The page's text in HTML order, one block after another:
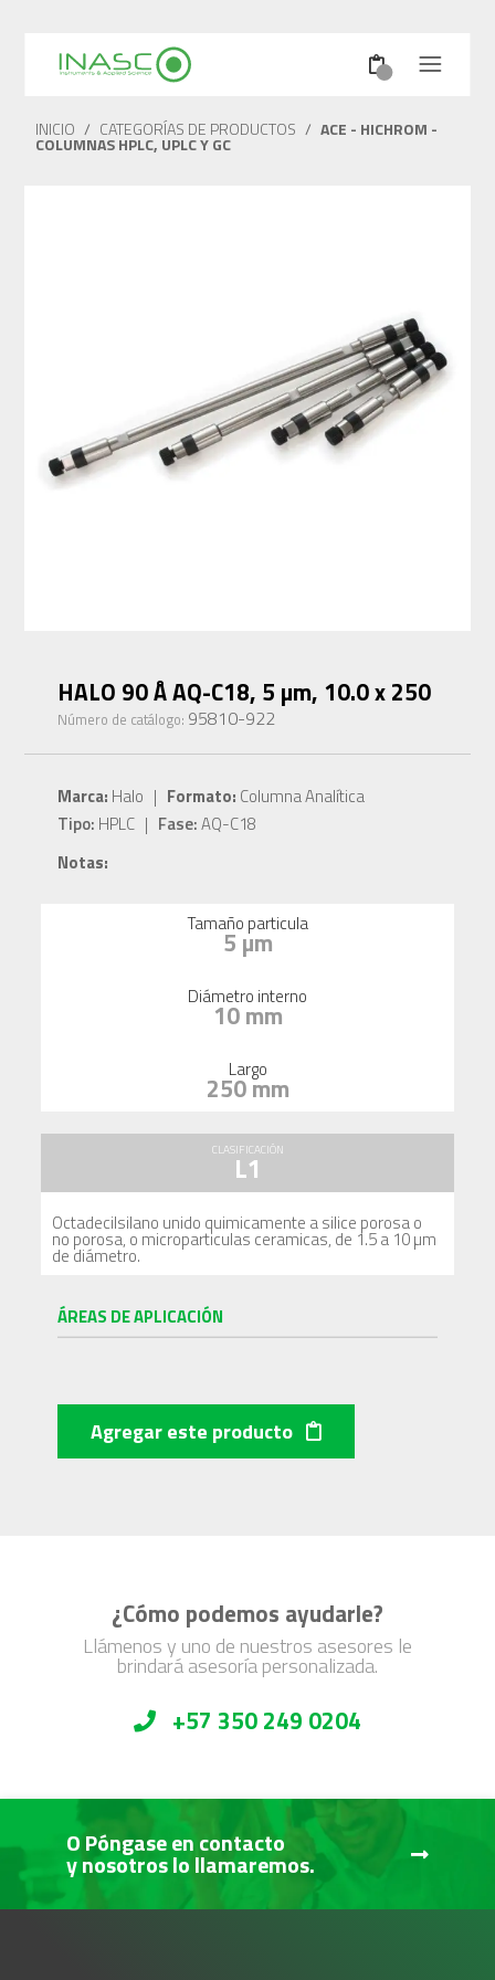
INICIO / CATEGORÍAS DE PRODUCTOS / ACE - HICHROM -
COLUMNAS HPLC, UPLC Y GC
HALO 90 Å AQ-C18, 5 µm, 10.0 x 250
Número de catálogo: 95810-922
Marca: Halo | Formato: Columna Analítica
Tipo: HPLC | Fase:AQ-C18
Notas:
Tamaño particula
5 µm
Diámetro interno
10 mm
Largo
250 mm
CLASIFICACIÓN
L1
Octadecilsilano unido quimicamente a silice porosa o
no porosa, o microparticulas ceramicas, de 1.5 a 10 µm
de diámetro.
ÁREAS DE APLICACIÓN
Agregar este producto
¿Cómo podemos ayudarle?
Llámenos y uno de nuestros asesores le
brindará asesoría personalizada.
+57 350 249 0204
O Póngase en contacto
y nosotros lo llamaremos.